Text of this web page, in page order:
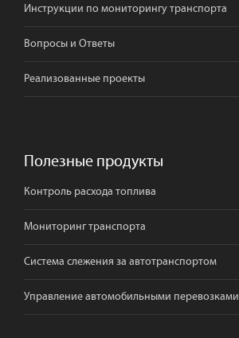
Инструкции по мониторингу транспорта
Вопросы и Ответы
Реализованные проекты
Полезные продукты
Контроль расхода топлива
Мониторинг транспорта
Система слежения за автотранспортом
Управление автомобильными перевозками